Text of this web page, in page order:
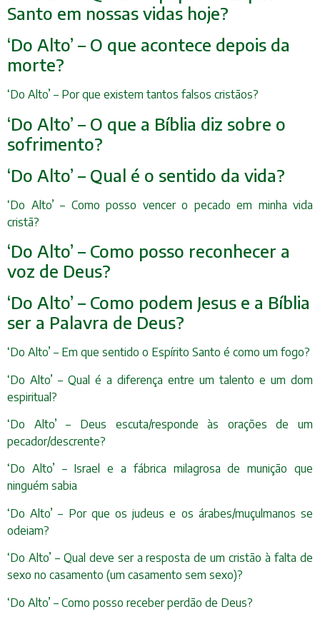
Santo em nossas vidas hoje?
‘Do Alto’ – O que acontece depois da
morte?
‘Do Alto’ – Por que existem tantos falsos cristãos?
‘Do Alto’ – O que a Bíblia diz sobre o
sofrimento?
‘Do Alto’ – Qual é o sentido da vida?
‘Do Alto’ – Como posso vencer o pecado em minha vida
cristã?
‘Do Alto’ – Como posso reconhecer a
voz de Deus?
‘Do Alto’ – Como podem Jesus e a Bíblia
ser a Palavra de Deus?
‘Do Alto’ – Em que sentido o Espírito Santo é como um fogo?
‘Do Alto’ – Qual é a diferença entre um talento e um dom
espiritual?
‘Do Alto’ – Deus escuta/responde às orações de um
pecador/descrente?
‘Do Alto’ – Israel e a fábrica milagrosa de munição que
ninguém sabia
‘Do Alto’ – Por que os judeus e os árabes/muçulmanos se
odeiam?
‘Do Alto’ – Qual deve ser a resposta de um cristão à falta de
sexo no casamento (um casamento sem sexo)?
‘Do Alto’ – Como posso receber perdão de Deus?